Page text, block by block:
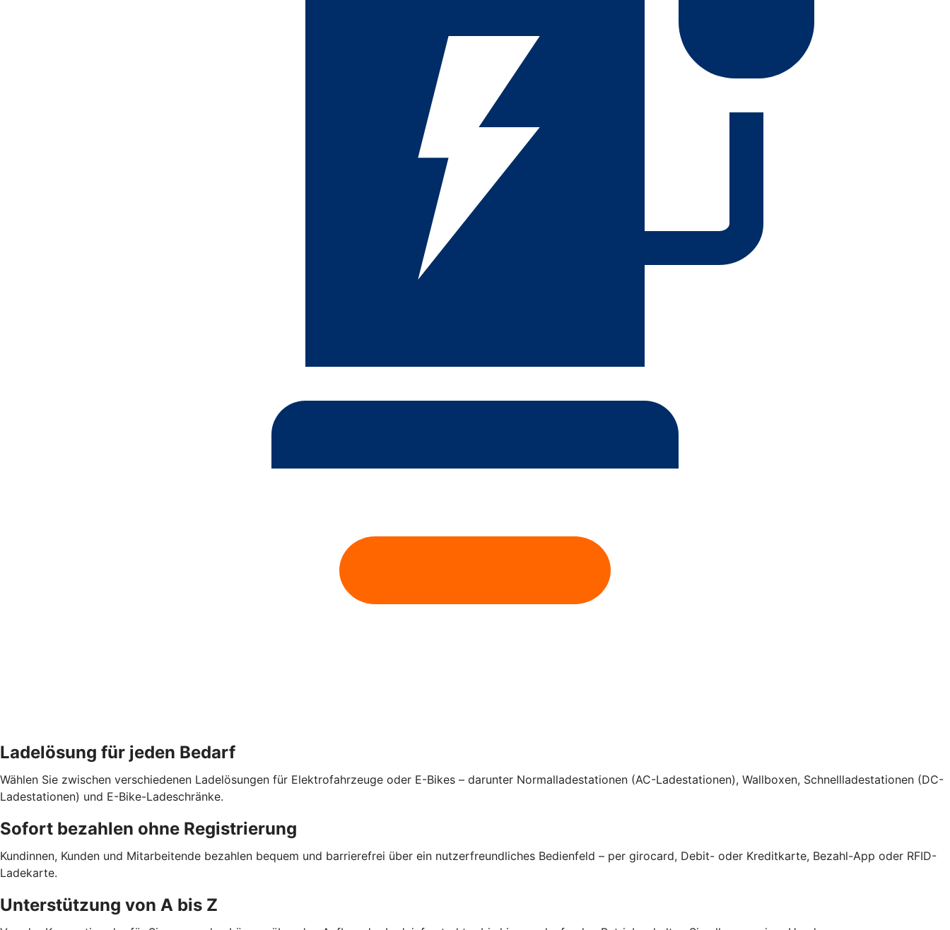
Ladelösung für jeden Bedarf
Wählen Sie zwischen verschiedenen Ladelösungen für Elektrofahrzeuge oder E-Bikes – darunter Normalladestationen (AC-Ladestationen), Wallboxen, Schnellladestationen (DC-
Ladestationen) und E-Bike-Ladeschränke.
Sofort bezahlen ohne Registrierung
Kundinnen, Kunden und Mitarbeitende bezahlen bequem und barrierefrei über ein nutzerfreundliches Bedienfeld – per girocard, Debit- oder Kreditkarte, Bezahl-App oder RFID-
Ladekarte.
Unterstützung von A bis Z